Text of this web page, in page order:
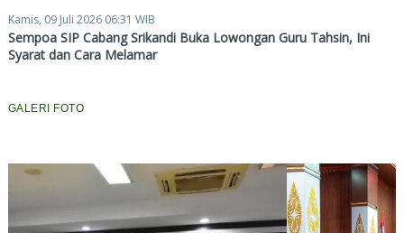
Kamis, 09 Juli 2026 06:31 WIB
Sempoa SIP Cabang Srikandi Buka Lowongan Guru Tahsin, Ini
Syarat dan Cara Melamar
GALERI FOTO